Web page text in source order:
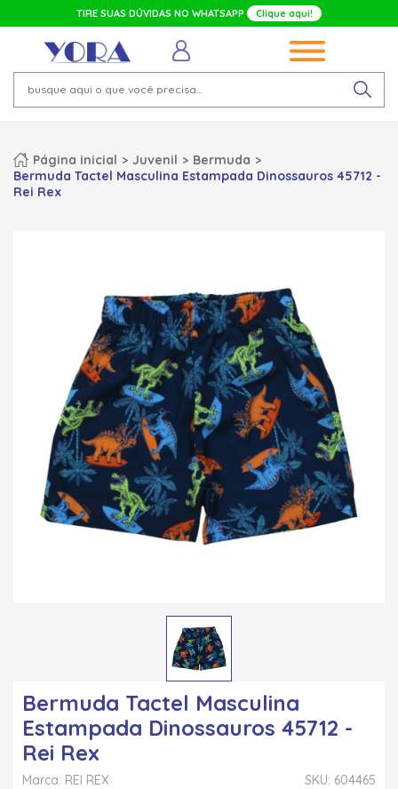
TIRE SUAS DÚVIDAS NO WHATSAPP Clique aqui!
Página inicial Juvenil
Bermuda
Bermuda Tactel Masculina Estampada Dinossauros 45712 -
Rei Rex
Bermuda Tactel Masculina
Estampada Dinossauros 45712 -
Rei Rex
SKU: 604465
Marca: REI REX